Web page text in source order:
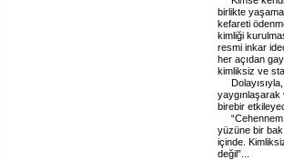
birlikte
kefareti
kimliği
resmi inkar
her açıdan
kimliksiz ve
birebir
yüzüne bir
içinde.
değil”...